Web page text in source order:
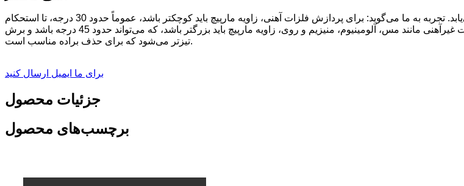
با توجه به زاویه مارپیچ، زاویه برش واقعی قلاویز با افزایش زاویه مارپیچ افزایش می‌یابد. تجربه به ما می‌گوید: برای پردازش فلزات آهنی، زاویه مارپیچ باید کوچکتر باشد، عموماً حدود 30 درجه، تا استحکام
دندانه‌های مارپیچ تضمین شود و به افزایش طول عمر قلاویز کمک کند. برای پردازش فلزات غیرآهنی مانند مس، آلومینیوم، منیزیم و روی، زاویه مارپیچ باید بزرگتر باشد، که می‌تواند حدود 45 درجه باشد و برش
تیزتر می‌شود که برای حذف براده مناسب است.
برای ما ایمیل ارسال کنید
جزئیات محصول
برچسب‌های محصول